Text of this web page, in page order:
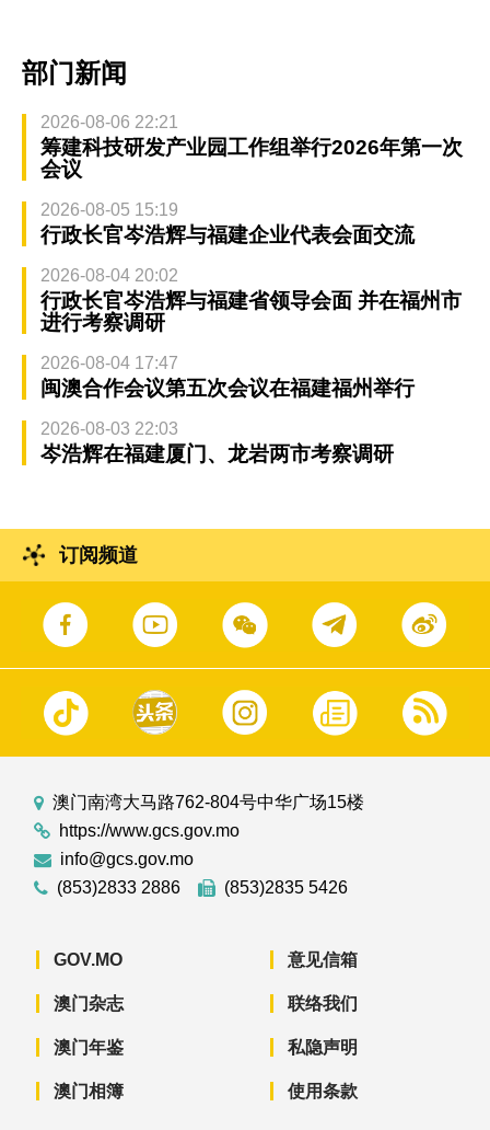
部门新闻
2026-08-06 22:21
筹建科技研发产业园工作组举行2026年第一次
会议
2026-08-05 15:19
行政长官岑浩辉与福建企业代表会面交流
2026-08-04 20:02
行政长官岑浩辉与福建省领导会面 并在福州市
进行考察调研
2026-08-04 17:47
闽澳合作会议第五次会议在福建福州举行
2026-08-03 22:03
岑浩辉在福建厦门、龙岩两市考察调研
订阅频道
澳门南湾大马路762-804号中华广场15楼
https://www.gcs.gov.mo
info@gcs.gov.mo
(853)2833 2886
(853)2835 5426
GOV.MO
澳门杂志
澳门年鉴
澳门相簿
意见信箱
联络我们
私隐声明
使用条款